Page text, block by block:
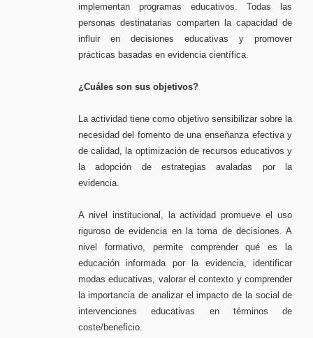
implementan programas educativos. Todas las
personas destinatarias comparten la capacidad de
influir en decisiones educativas y promover
prácticas basadas en evidencia científica.
¿Cuáles son sus objetivos?
La actividad tiene como objetivo sensibilizar sobre la
necesidad del fomento de una enseñanza efectiva y
de calidad, la optimización de recursos educativos y
la adopción de estrategias avaladas por la
evidencia.
A nivel institucional, la actividad promueve el uso
riguroso de evidencia en la toma de decisiones. A
nivel formativo, permite comprender qué es la
educación informada por la evidencia, identificar
modas educativas, valorar el contexto y comprender
la importancia de analizar el impacto de la social de
intervenciones educativas en términos de
coste/beneficio.